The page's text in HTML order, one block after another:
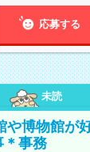
応募する
未読
や博物館が
＊事務